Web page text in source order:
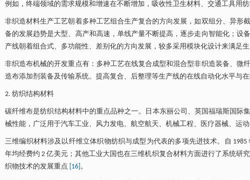
例如，终端领域的需求规模和增速在不断增加，吸收性卫生材料、交通工具用
非织造材料生产工艺朝着多种工艺组合生产复合的方向发展，如双组分、异形
备的发展趋势是大型、高产和高速，单线产量不断提高，逐步走向智能化；设
产线朝着组合式、多功能性、差别化的方向发展，较多采用模块化设计来满足
非织造布机械的开发重点有：多种工艺在线复合成型和混合型非织造装备、微
造布添加剂装备及传输系统。提高复合、后整理等生产线的在线自动化水平与
2. 纺织结构材料
碳纤维布是纺织结构材料中的重点品种之一。日本东丽公司、英国福瑞斯国际
械性能，广泛用于汽车工业、风力发电、航空航天、机械工程、医疗器械、运动
三维编织材料涉及以纤维立体织物纺织与成型为代表的多项先进技术。自
年均经费约 2 亿美元；其他工业大国也在三维机织复合材料方面进行了系统
织物技术的发展重点 [16] 。